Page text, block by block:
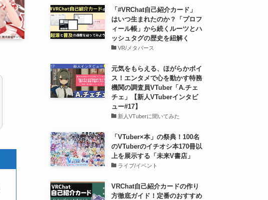
「#VRChat自己紹介カード」
はいつ生まれたのか？「プロフ
ィール帳」から続くルーツとハ
ッシュタグの歴史を紐解く
VR/メタバース
元気をもらえる、ほがらかボイ
ス！エンタメで心を動かす特務
機関の調査員VTuber「A.チェ
チェ」【新人VTuberインタビ
ュー#17】
新人VTuberに聞いてみた
「VTuber×本」の祭典！100名
のVTuberのイチオシ本170冊以
上を展示する「未来V書店」
ライブ/イベント
VRChat自己紹介カードの作り
方徹底ガイド！定番のおすすめ